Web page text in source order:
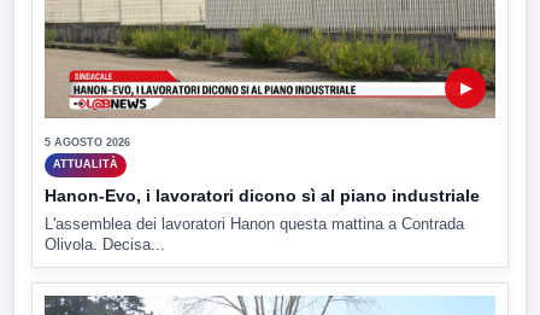
▶
5 AGOSTO 2026
ATTUALITÀ
Hanon-Evo, i lavoratori dicono sì al piano industriale
L'assemblea dei lavoratori Hanon questa mattina a Contrada
Olivola. Decisa...